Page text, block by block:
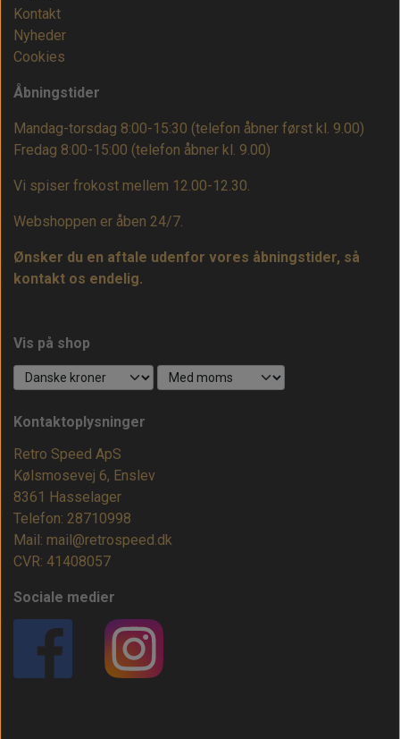
Kontakt
Nyheder
Cookies
Åbningstider
Mandag-torsdag 8:00-15:30 (telefon åbner først kl. 9.00)
Fredag 8:00-15:00 (telefon åbner kl. 9.00)
Vi spiser frokost mellem 12.00-12.30.
Webshoppen er åben 24/7.
Ønsker du en aftale udenfor vores åbningstider, så
kontakt os endelig.
Vis på shop
Kontaktoplysninger
Retro Speed ApS
Kølsmosevej 6, Enslev
8361 Hasselager
Telefon: 28710998
Mail: mail@retrospeed.dk
CVR: 41408057
Sociale medier